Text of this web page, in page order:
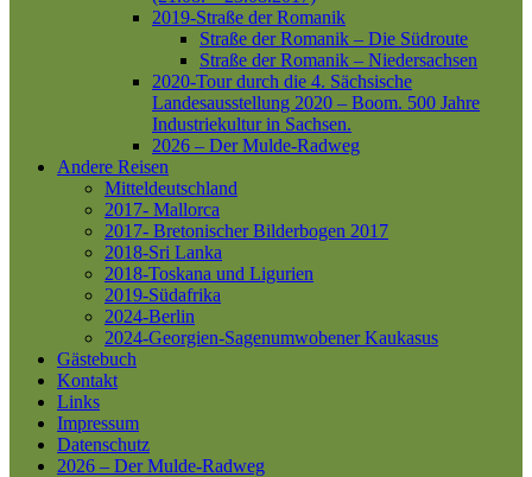
2019-Straße der Romanik
Straße der Romanik – Die Südroute
Straße der Romanik – Niedersachsen
2020-Tour durch die 4. Sächsische
Landesausstellung 2020 – Boom. 500 Jahre
Industriekultur in Sachsen.
2026 – Der Mulde-Radweg
Andere Reisen
Mitteldeutschland
2017- Mallorca
2017- Bretonischer Bilderbogen 2017
2018-Sri Lanka
2018-Toskana und Ligurien
2019-Südafrika
2024-Berlin
2024-Georgien-Sagenumwobener Kaukasus
Gästebuch
Kontakt
Links
Impressum
Datenschutz
2026 – Der Mulde-Radweg